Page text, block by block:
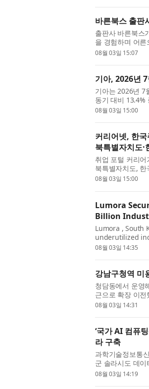
바른북스 출판
출판사 바른북스
을 경험하며 어
사건 그리고 사랑
08월 03일 15:07
기아, 2026년
기아는 2026년 7
동기 대비 13.4%
비교해 국내는
08월 03일 15:00
커리어넷, 한국
북특별자치도
취업 포털 커리
북특별자치도,
한국주택금융공
08월 03일 15:00
Lumora
Billion
Lumora , South
underutilized
anchored by
08월 03일 14:35
강남구청역 미
청담동에서 운영
근으로 확장 이
고 헤어와 메이크
08월 03일 14:31
‘국가 AI 컴퓨
라 구축
과학기술정보통
군 솔라시도 데
젝트인 ‘국가 AI
08월 03일 14:19